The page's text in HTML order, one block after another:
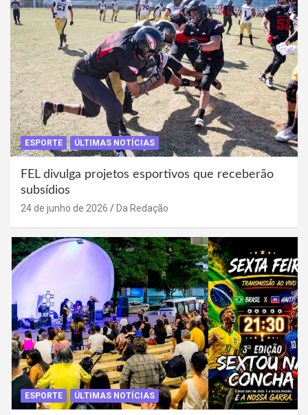
ESPORTE ÚLTIMAS NOTÍCIAS
FEL divulga projetos esportivos que receberão
subsídios
24 de junho de 2026 Da Redação
ESPORTE ÚLTIMAS NOTÍCIAS